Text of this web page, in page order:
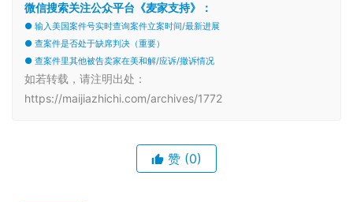
微信搜索关注公众平台《麦家支持》：
● 输入美国案件号实时查询案件立案时间/最新进展
● 查案件是否处于缺席判决（重要）
● 查案件里其他被告卖家在美和解/应诉/撤诉情况
如若转载，请注明出处：
https://maijiazhichi.com/archives/1772
赞 (0)